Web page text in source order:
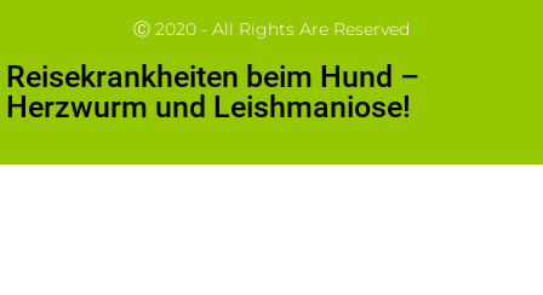
Ⓒ 2020 - All Rights Are Reserved
Reisekrankheiten beim Hund –
Herzwurm und Leishmaniose!